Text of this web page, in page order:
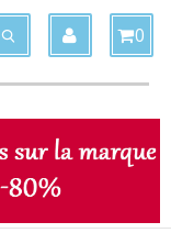
0
x
x